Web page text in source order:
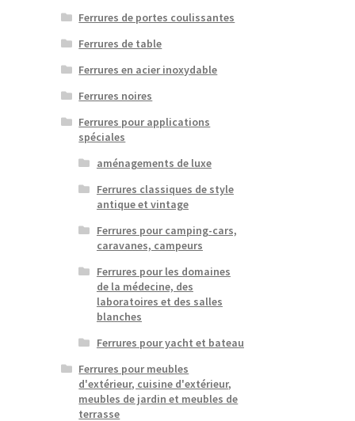
Ferrures de portes coulissantes
Ferrures de table
Ferrures en acier inoxydable
Ferrures noires
Ferrures pour applications
spéciales
aménagements de luxe
Ferrures classiques de style
antique et vintage
Ferrures pour camping-cars,
caravanes, campeurs
Ferrures pour les domaines
de la médecine, des
laboratoires et des salles
blanches
Ferrures pour yacht et bateau
Ferrures pour meubles
d'extérieur, cuisine d'extérieur,
meubles de jardin et meubles de
terrasse